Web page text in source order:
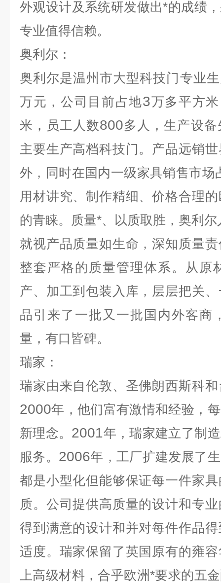
外观设计及系统研发做出*的成绩
专业值得信赖。
奥利尔：
奥利尔是温州市大型科技门专业
万元，公司目前占地3万多平方
米，员工人数800多人，生产设
主要生产高档科技门。产品远销
外，同时在国内一级家具销售市场
用材讲究、制作精细、价格合理
的青睐。质量*、以质取胜，奥利
就视产品质量如生命，深知质量
整套严格的质量管理体系。从原
产、加工到包装入库，层层把关
品引来了一批又一批国内外客商
量，有口皆碑。
瑞家：
瑞家由来自伦敦、圣佛朗西斯科
2000年，他们富有激情和经验，
新理念。 2001年，瑞家建立了制
服务。 2006年，工厂扩建发展了
都是小型化但能够保证每一件家
质。公司提供高质量的设计和专
得到满意的设计和并对每件作品
适度。瑞家保留了英国原有的雍
上高级材料，合乎欧洲*要求的五